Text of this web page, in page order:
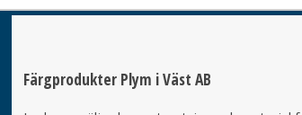
Färgprodukter Plym i Väst AB